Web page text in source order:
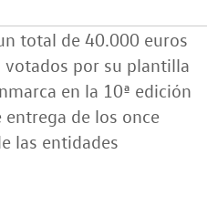
total de 40.000 euros
por su plantilla
en la 10ª edición
entrega de los once
las entidades